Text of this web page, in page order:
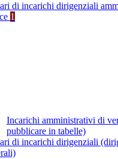
di incarichi dirigenziali
1
Incarichi amministrativi di
pubblicare in tabelle)
di incarichi dirigenziali